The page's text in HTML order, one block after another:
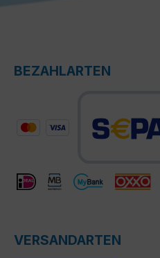
BEZAHLARTEN
VERSANDARTEN